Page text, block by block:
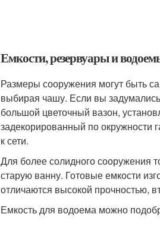
Емкости, резервуары и
Размеры сооружения могут быть
выбирая чашу. Если вы
большой цветочный вазон,
задекорированный по окружности
к сети.
Для более солидного сооружения
старую ванну. Готовые емкости
отличаются высокой прочностью,
Емкость для водоема можно